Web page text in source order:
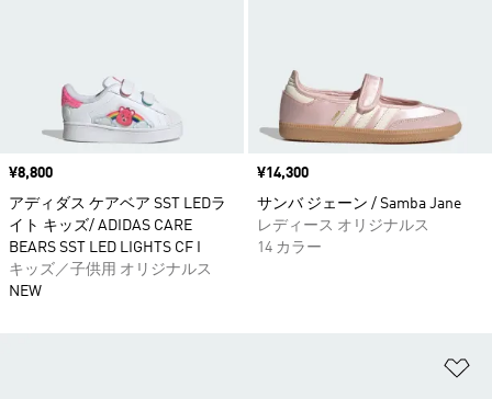
価格
¥8,800
アディダス ケアベア SST LEDラ
イト キッズ/ ADIDAS CARE
BEARS SST LED LIGHTS CF I
キッズ／子供用 オリジナルス
NEW
価格
¥14,300
サンバ ジェーン / Samba Jane
レディース オリジナルス
14 カラー